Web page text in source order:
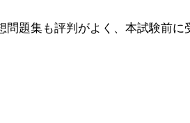
題集も評判がよく、本試験前に